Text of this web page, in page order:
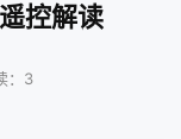
控解读
：3